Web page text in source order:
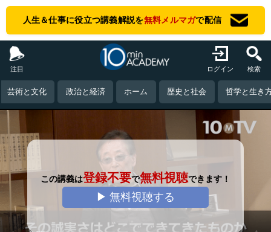
人生＆仕事に役立つ講義解説を無料メルマガで配信
注目 ログイン 検索
芸術と文化 政治と経済 ホーム 歴史と社会 哲学と生き
この講義は登録不要で無料視聴できます！
▶ 無料視聴する